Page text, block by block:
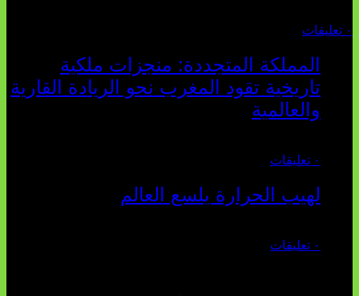
٠ تعليقات
المملكة المتجددة: منجزات ملكية
تاريخية تقود المغرب نحو الريادة القارية
والعالمية
٠ تعليقات
لهيب الحرارة يلسع العالم
٠ تعليقات